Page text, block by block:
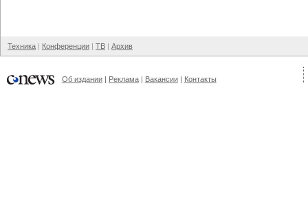
Техника Конференции ТВ Архив
Об издании Реклама Вакансии Контакты